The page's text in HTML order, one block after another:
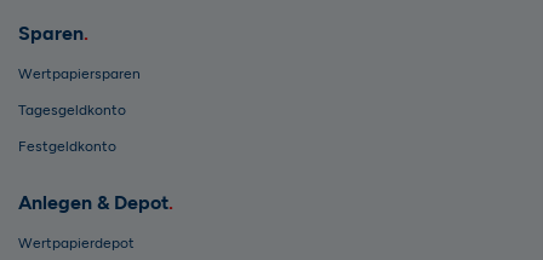
Sparen
Wertpapiersparen
Tagesgeldkonto
Festgeldkonto
Anlegen & Depot
Wertpapierdepot